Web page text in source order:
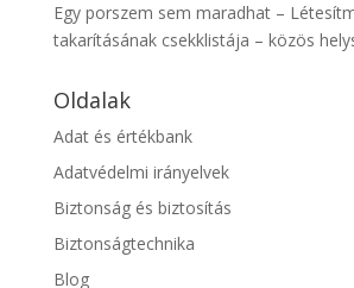
Egy porszem sem maradhat –
takarításának csekklistája – közös
Oldalak
Adat és értékbank
Adatvédelmi irányelvek
Biztonság és biztosítás
Biztonságtechnika
Blog